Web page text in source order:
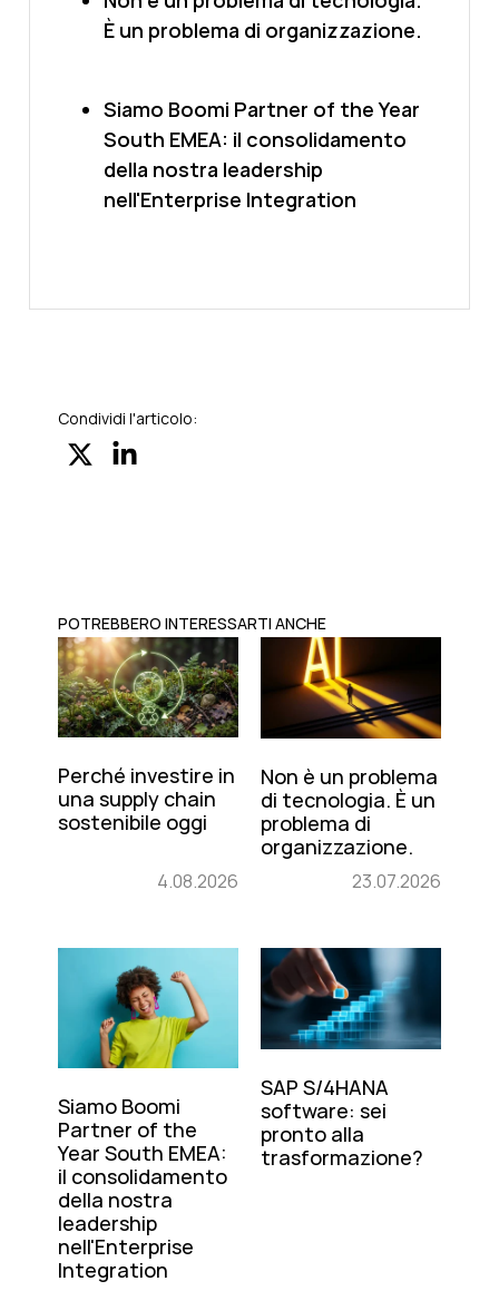
È un problema di organizzazione.
Siamo Boomi Partner of the Year
South EMEA: il consolidamento
della nostra leadership
nell'Enterprise Integration
Condividi l'articolo:
POTREBBERO INTERESSARTI ANCHE
Perché investire in
una supply chain
sostenibile oggi
4.08.2026
Non è un problema
di tecnologia. È un
problema di
organizzazione.
23.07.2026
Siamo Boomi
Partner of the
Year South EMEA:
il consolidamento
della nostra
leadership
nell'Enterprise
Integration
SAP S/4HANA
software: sei
pronto alla
trasformazione?